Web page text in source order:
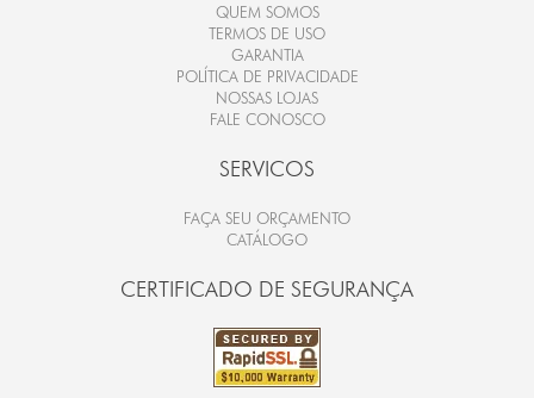
QUEM SOMOS
TERMOS DE USO
GARANTIA
POLÍTICA DE PRIVACIDADE
NOSSAS LOJAS
FALE CONOSCO
SERVICOS
FAÇA SEU ORÇAMENTO
CATÁLOGO
CERTIFICADO DE SEGURANÇA